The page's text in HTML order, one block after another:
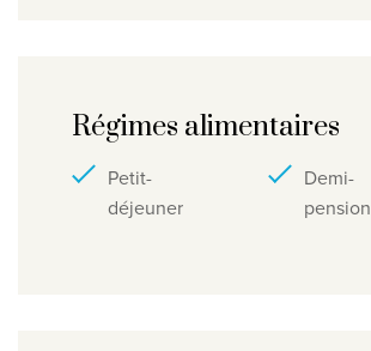
Régimes alimentaires
Petit-
déjeuner
Demi-
pension